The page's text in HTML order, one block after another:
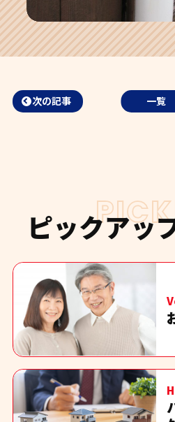
次の記事 一覧
ピックアッ